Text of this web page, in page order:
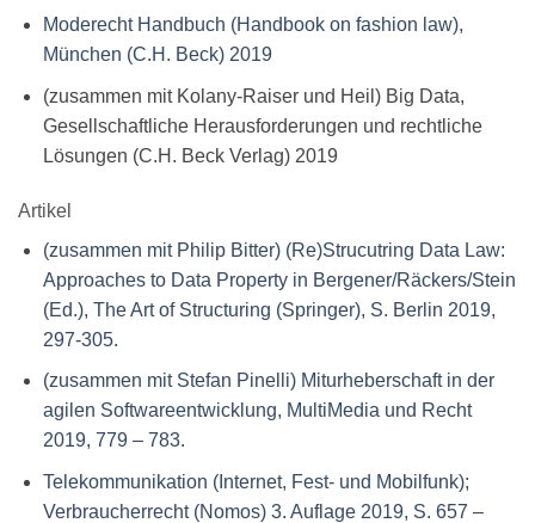
Moderecht Handbuch (Handbook on fashion law),
München (C.H. Beck) 2019
(zusammen mit Kolany-Raiser und Heil) Big Data,
Gesellschaftliche Herausforderungen und rechtliche
Lösungen (C.H. Beck Verlag) 2019
Artikel
(zusammen mit Philip Bitter) (Re)Strucutring Data Law:
Approaches to Data Property in Bergener/Räckers/Stein
(Ed.), The Art of Structuring (Springer), S. Berlin 2019,
297-305.
(zusammen mit Stefan Pinelli) Miturheberschaft in der
agilen Softwareentwicklung, MultiMedia und Recht
2019, 779 – 783.
Telekommunikation (Internet, Fest- und Mobilfunk);
Verbraucherrecht (Nomos) 3. Auflage 2019, S. 657 –